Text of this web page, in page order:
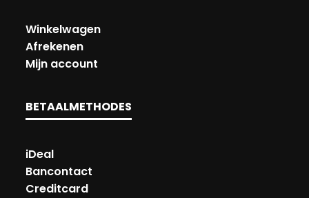
Winkelwagen
Afrekenen
Mijn account
BETAALMETHODES
iDeal
Bancontact
Creditcard